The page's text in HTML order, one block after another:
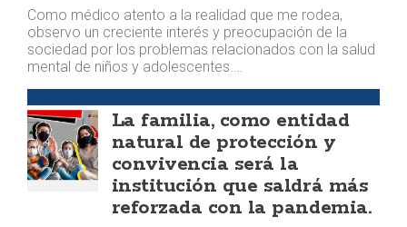
Como médico atento a la realidad que me rodea,
observo un creciente interés y preocupación de la
sociedad por los problemas relacionados con la salud
mental de niños y adolescentes.…
La familia, como entidad
natural de protección y
convivencia será la
institución que saldrá más
reforzada con la pandemia.